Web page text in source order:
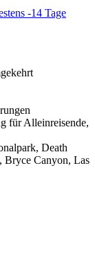
-14 Tage
für Alleinreisende,
Death
Bryce Canyon, Las